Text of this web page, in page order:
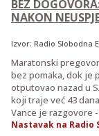
BEZ
NAKON
Izvor: Radio Slobodna
Maratonski
bez pomaka, dok je
otputovao nazad u
koji traje već 43
Vance je razgovore
Nastavak na Radio